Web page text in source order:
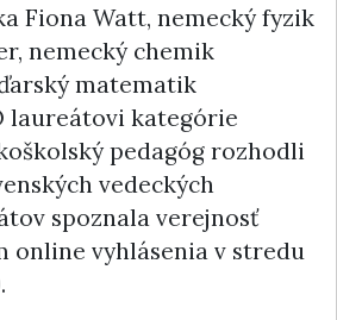
Fiona Watt, nemecký fyzik
nemecký chemik
matematik
laureátovi kategórie
pedagóg rozhodli
vedeckých
spoznala verejnosť
online vyhlásenia v stredu